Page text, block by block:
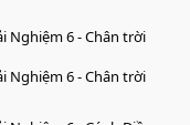
Nghiệm 6 - Chân trời
Nghiệm 6 - Chân trời